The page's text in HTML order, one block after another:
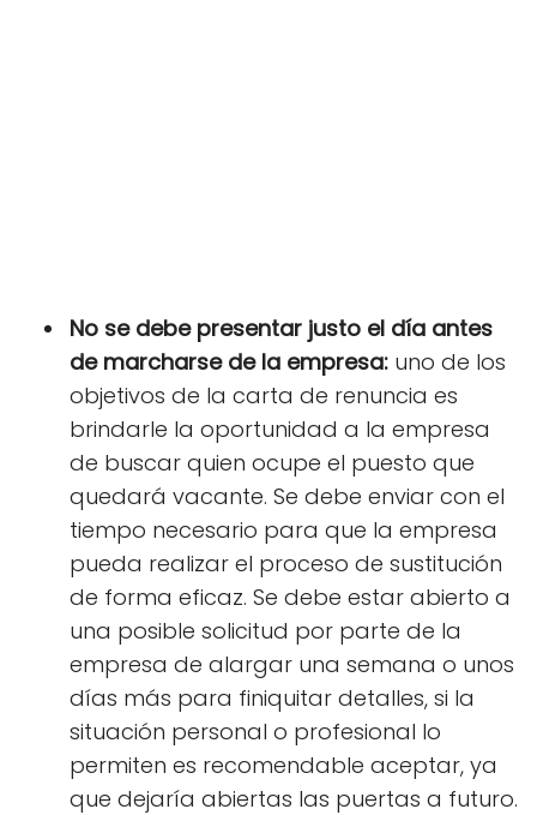
No se debe presentar justo el día antes
de marcharse de la empresa: uno de los
objetivos de la carta de renuncia es
brindarle la oportunidad a la empresa
de buscar quien ocupe el puesto que
quedará vacante. Se debe enviar con el
tiempo necesario para que la empresa
pueda realizar el proceso de sustitución
de forma eficaz. Se debe estar abierto a
una posible solicitud por parte de la
empresa de alargar una semana o unos
días más para finiquitar detalles, si la
situación personal o profesional lo
permiten es recomendable aceptar, ya
que dejaría abiertas las puertas a futuro.